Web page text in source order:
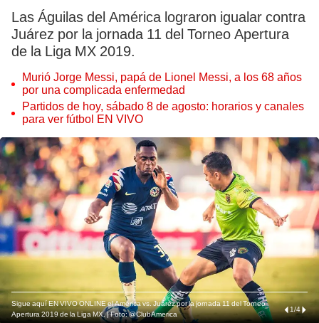
Las Águilas del América lograron igualar contra
Juárez por la jornada 11 del Torneo Apertura
de la Liga MX 2019.
Murió Jorge Messi, papá de Lionel Messi, a los 68 años
por una complicada enfermedad
Partidos de hoy, sábado 8 de agosto: horarios y canales
para ver fútbol EN VIVO
Sigue aquí EN VIVO ONLINE el América vs. Juárez por la jornada 11 del Torneo
Apertura 2019 de la Liga MX. | Foto: @ClubAmerica
1/4